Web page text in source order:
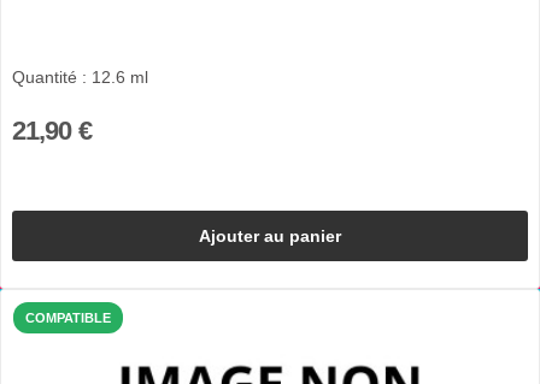
Quantité : 12.6 ml
21,90 €
Ajouter au panier
COMPATIBLE